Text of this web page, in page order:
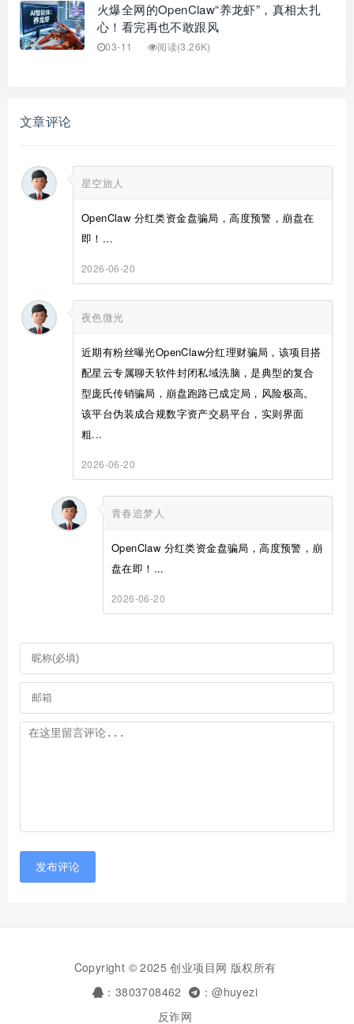
火爆全网的OpenClaw“养龙虾”，真相太扎
心！看完再也不敢跟风
03-11 阅读(3.26K)
文章评论
星空旅人
OpenClaw 分红类资金盘骗局，高度预警，崩盘在
即！...
2026-06-20
夜色微光
近期有粉丝曝光OpenClaw分红理财骗局，该项目搭
配星云专属聊天软件封闭私域洗脑，是典型的复合
型庞氏传销骗局，崩盘跑路已成定局，风险极高。
该平台伪装成合规数字资产交易平台，实则界面
粗...
2026-06-20
青春追梦人
OpenClaw 分红类资金盘骗局，高度预警，崩
盘在即！...
2026-06-20
发布评论
Copyright © 2025 创业项目网 版权所有
：3803708462
：@huyezi
反诈网